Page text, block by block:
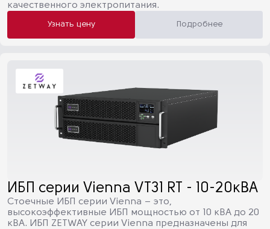
качественного электропитания.
Узнать цену Подробнее
ИБП серии Vienna VT31 RT - 10-20кВА
Стоечные ИБП серии Vienna – это,
высокоэффективные ИБП мощностью от 10 кВА до 20
кВА. ИБП ZETWAY серии Vienna предназначены для